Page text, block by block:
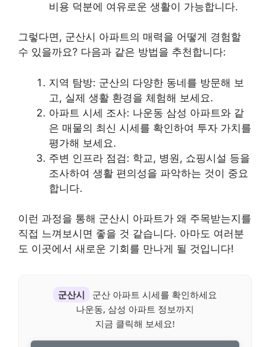
비용 덕분에 여유로운 생활이 가능합니다.
그렇다면, 군산시 아파트의 매력을 어떻게 경험할
수 있을까요? 다음과 같은 방법을 추천합니다:
지역 탐방: 군산의 다양한 동네를 방문해 보
고, 실제 생활 환경을 체험해 보세요.
아파트 시세 조사: 나운동 삼성 아파트와 같
은 매물의 최신 시세를 확인하여 투자 가치를
평가해 보세요.
주변 인프라 점검: 학교, 병원, 쇼핑시설 등을
조사하여 생활 편의성을 파악하는 것이 중요
합니다.
이런 과정을 통해 군산시 아파트가 왜 주목받는지를
직접 느껴보시면 좋을 것 같습니다. 아마도 여러분
도 이곳에서 새로운 기회를 만나게 될 것입니다!
군산시
군산 아파트 시세를 확인하세요
나운동, 삼성 아파트 정보까지
지금 클릭해 보세요!